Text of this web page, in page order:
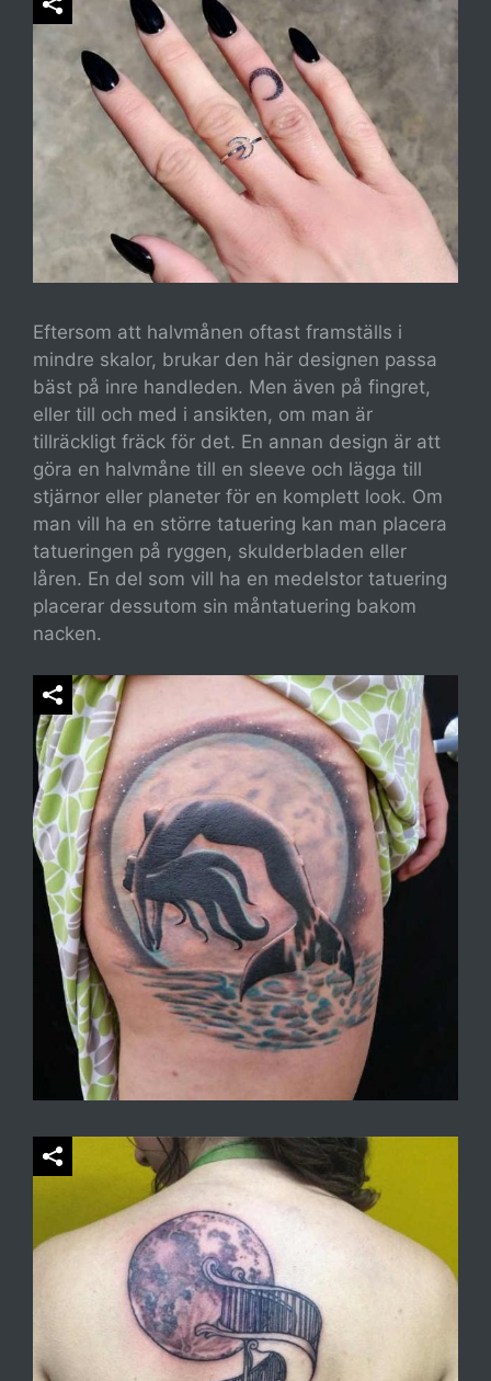
Eftersom att halvmånen oftast framställs i
mindre skalor, brukar den här designen passa
bäst på inre handleden. Men även på fingret,
eller till och med i ansikten, om man är
tillräckligt fräck för det. En annan design är att
göra en halvmåne till en sleeve och lägga till
stjärnor eller planeter för en komplett look. Om
man vill ha en större tatuering kan man placera
tatueringen på ryggen, skulderbladen eller
låren. En del som vill ha en medelstor tatuering
placerar dessutom sin måntatuering bakom
nacken.